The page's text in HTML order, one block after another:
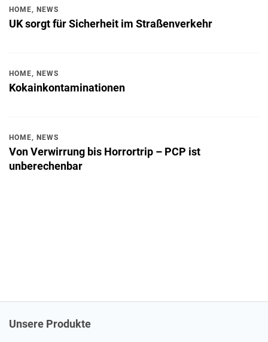
HOME, NEWS
UK sorgt für Sicherheit im Straßenverkehr
HOME, NEWS
Kokainkontaminationen
HOME, NEWS
Von Verwirrung bis Horrortrip – PCP ist
unberechenbar
Unsere Produkte